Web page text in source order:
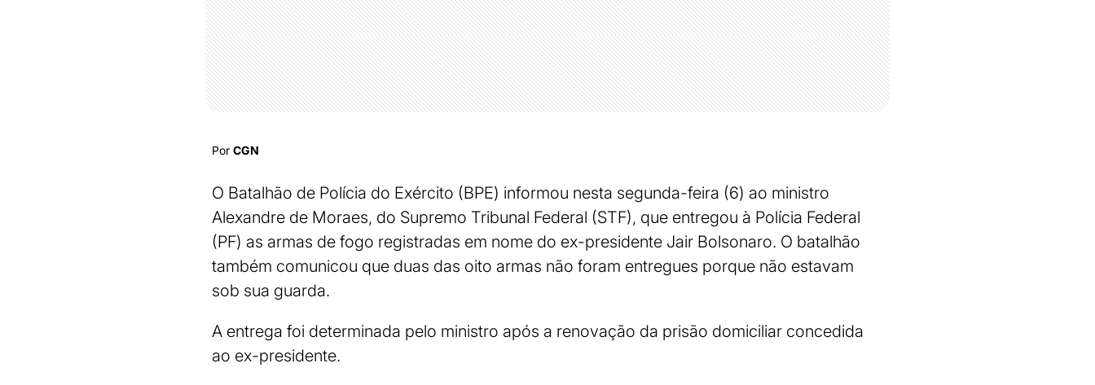
Por CGN
O Batalhão de Polícia do Exército (BPE) informou nesta segunda-feira (6) ao ministro
Alexandre de Moraes, do Supremo Tribunal Federal (STF), que entregou à Polícia Federal
(PF) as armas de fogo registradas em nome do ex-presidente Jair Bolsonaro. O batalhão
também comunicou que duas das oito armas não foram entregues porque não estavam
sob sua guarda.
A entrega foi determinada pelo ministro após a renovação da prisão domiciliar concedida
ao ex-presidente.